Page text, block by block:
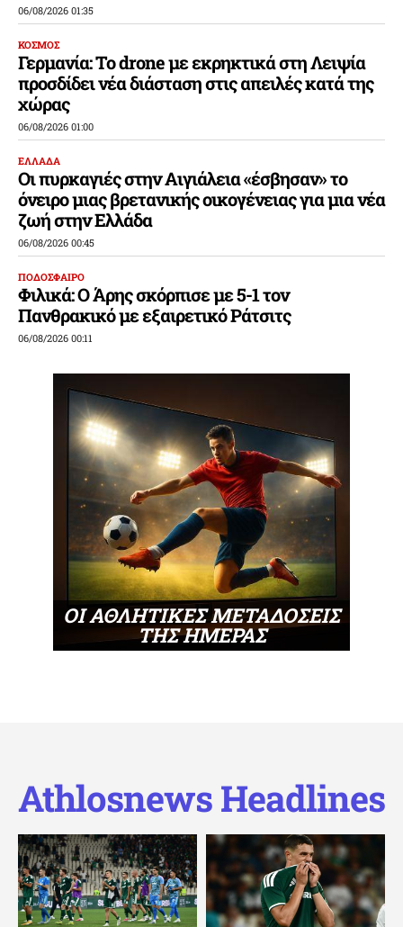
06/08/2026 01:35
ΚΟΣΜΟΣ
Γερμανία: Το drone με εκρηκτικά στη Λειψία
προσδίδει νέα διάσταση στις απειλές κατά της
χώρας
06/08/2026 01:00
ΕΛΛΑΔΑ
Οι πυρκαγιές στην Αιγιάλεια «έσβησαν» το
όνειρο μιας βρετανικής οικογένειας για μια νέα
ζωή στην Ελλάδα
06/08/2026 00:45
ΠΟΔΟΣΦΑΙΡΟ
Φιλικά: Ο Άρης σκόρπισε με 5-1 τον
Πανθρακικό με εξαιρετικό Ράτσιτς
06/08/2026 00:11
ΟΙ ΑΘΛΗΤΙΚΕΣ ΜΕΤΑΔΟΣΕΙΣ
ΤΗΣ ΗΜΕΡΑΣ
Athlosnews Headlines